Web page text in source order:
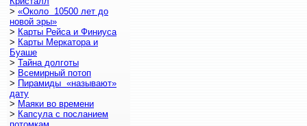
> «Около 10500 лет до
новой эры»
> Карты Рейса и Финиуса
> Карты Меркатора и
Буаше
> Тайна долготы
> Всемирный потоп
> Пирамиды «называют»
дату
> Маяки во времени
> Капсула с посланием